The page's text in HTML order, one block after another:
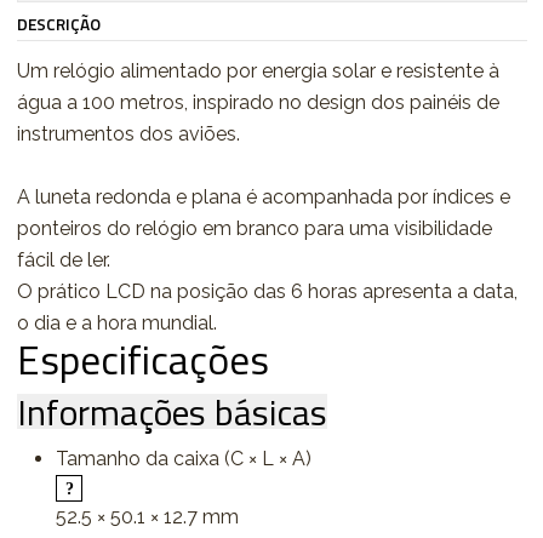
DESCRIÇÃO
Um relógio alimentado por energia solar e resistente à
água a 100 metros, inspirado no design dos painéis de
instrumentos dos aviões.
A luneta redonda e plana é acompanhada por índices e
ponteiros do relógio em branco para uma visibilidade
fácil de ler.
O prático LCD na posição das 6 horas apresenta a data,
o dia e a hora mundial.
Especificações
Informações básicas
Tamanho da caixa (C × L × A)
52.5 × 50.1 × 12.7 mm